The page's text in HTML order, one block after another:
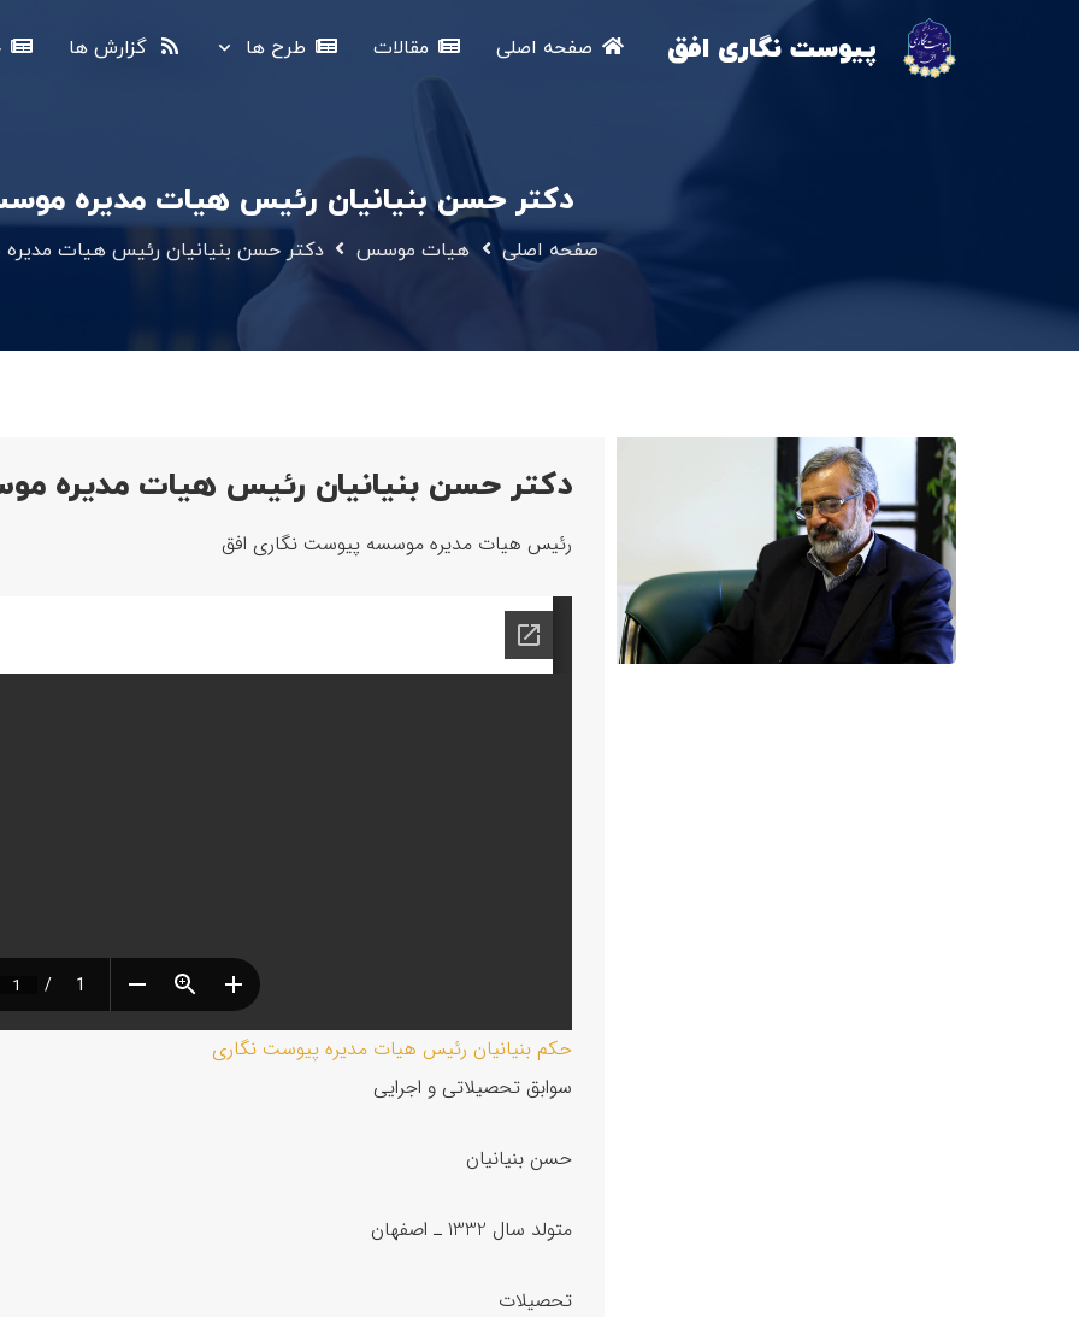
پیوست نگاری افق صفحه اصلی مقالات طرح ها گزارش ها
دکتر حسن بنیانیان رئیس هیات مدیره
صفحه اصلی هیات موسس دکتر حسن بنیانیان رئیس هیات
دکتر حسن بنیانیان رئیس هیات مدیره
رئیس هیات مدیره موسسه پیوست نگاری افق
حکم بنیانیان رئیس هیات مدیره پیوست نگاری
سوابق تحصیلاتی و اجرایی
حسن بنیانیان
متولد سال 1332 ـ اصفهان
تحصیلات